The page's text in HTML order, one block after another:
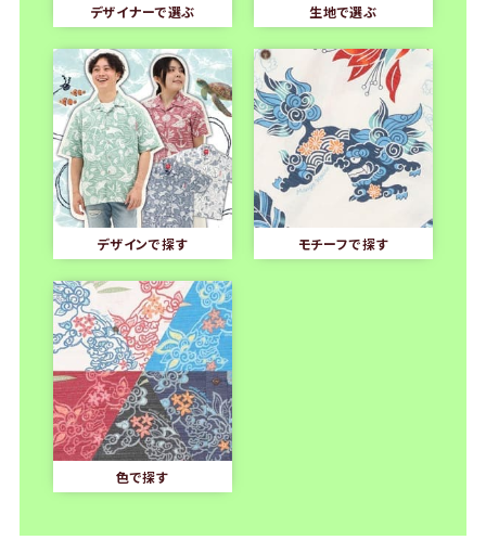
デザイナーで選ぶ 生地で選ぶ
デザインで探す モチーフで探す
色で探す